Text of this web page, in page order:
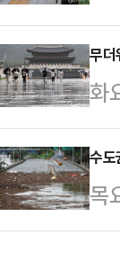
팎
▲
기
이
가
나
에
남
풍
무더
화
에
분
어
도
수
목
기